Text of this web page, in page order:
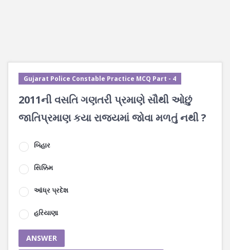
Gujarat Police Constable Practice MCQ Part - 4
2011ની વસતિ ગણતરી પ્રમાણે સૌથી ઓછું
જાતિપ્રમાણ કયા રાજ્યમાં જોવા મળતું નથી ?
બિહાર
સિક્કિમ
આંધ્ર પ્રદેશ
હરિયાણા
ANSWER